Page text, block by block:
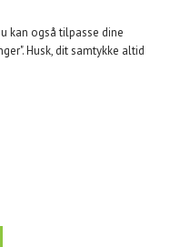
kan også tilpasse dine
Husk, dit samtykke altid